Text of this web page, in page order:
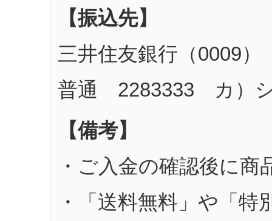
【振込先】
三井住友銀行（0009
普通 2283333 カ）
【備考】
・ご入金の確認後に
・「送料無料」や「